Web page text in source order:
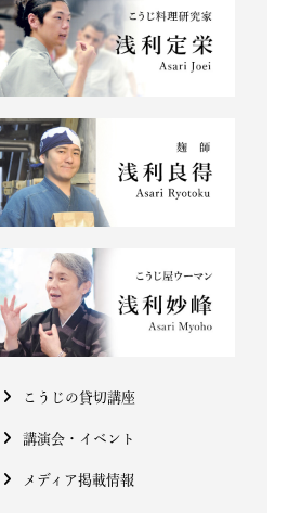
こうじの貸切講座
講演会・イベント
メディア掲載情報